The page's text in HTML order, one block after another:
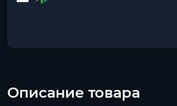
Описание товара